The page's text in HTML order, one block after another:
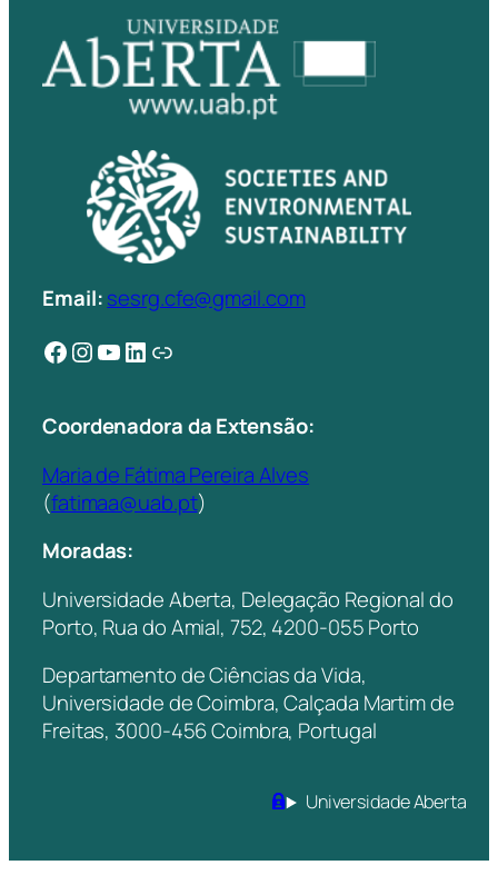
Email:sesrg.cfe@gmail.com
Facebook Instagram YouTube LinkedIn Ligação
Coordenadora da Extensão:
Maria de Fátima Pereira Alves
(fatimaa@uab.pt)
Moradas:
Universidade Aberta, Delegação Regional do
Porto, Rua do Amial, 752, 4200-055 Porto
Departamento de Ciências da Vida,
Universidade de Coimbra, Calçada Martim de
Freitas, 3000-456 Coimbra, Portugal
Universidade Aberta